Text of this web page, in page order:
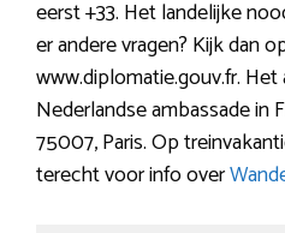
eerst +33. Het landelijke
er andere vragen? Kijk dan
www.diplomatie.gouv.fr. Het
Nederlandse ambassade in
75007, Paris. Op
terecht voor info over